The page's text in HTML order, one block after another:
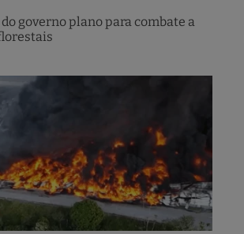
governo plano para combate a